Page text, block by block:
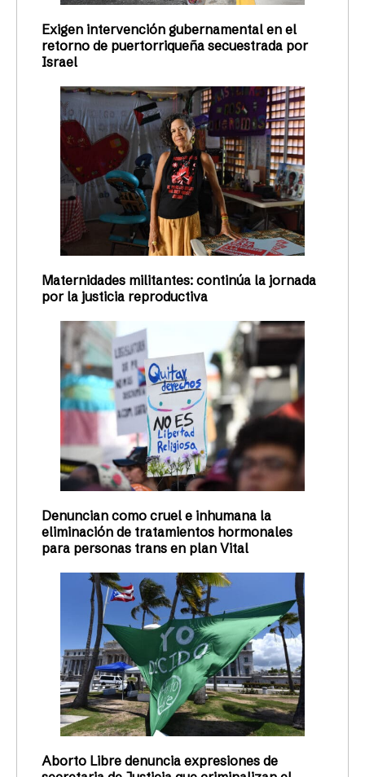
Exigen intervención gubernamental en el
retorno de puertorriqueña secuestrada por
Israel
Maternidades militantes: continúa la jornada
por la justicia reproductiva
Denuncian como cruel e inhumana la
eliminación de tratamientos hormonales
para personas trans en plan Vital
Aborto Libre denuncia expresiones de